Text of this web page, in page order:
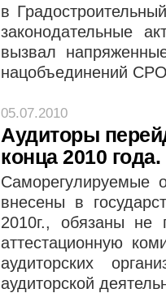
в
законодательные
вызвал
нацобъединений
05.07.2010
Аудиторы
конца 2010 года.
Саморегулируемые
внесены в
2010г., обязаны не
аттестационную
аудиторских
аудиторской